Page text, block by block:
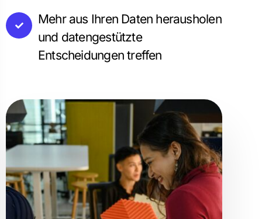
Mehr aus Ihren Daten herausholen
und datengestützte
Entscheidungen treffen